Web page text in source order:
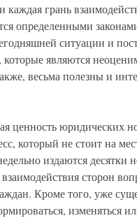
каждая грань
определенными
ситуации и
, которые являются
весьма полезны и
ценность юридических
который не стоит на
издаются десятки
сторон
Кроме того, уже
изменяться